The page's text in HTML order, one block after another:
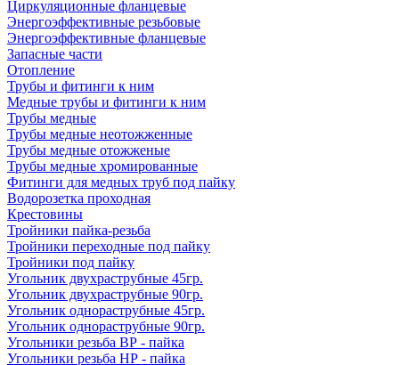
Циркуляционные фланцевые
Энергоэффективные резьбовые
Энергоэффективные фланцевые
Запасные части
Отопление
Трубы и фитинги к ним
Медные трубы и фитинги к ним
Трубы медные
Трубы медные неотожженные
Трубы медные отожженые
Трубы медные хромированные
Фитинги для медных труб под пайку
Водорозетка проходная
Крестовины
Тройники пайка-резьба
Тройники переходные под пайку
Тройники под пайку
Угольник двухраструбные 45гр.
Угольник двухраструбные 90гр.
Угольник однораструбные 45гр.
Угольник однораструбные 90гр.
Угольники резьба ВР - пайка
Угольники резьба НР - пайка